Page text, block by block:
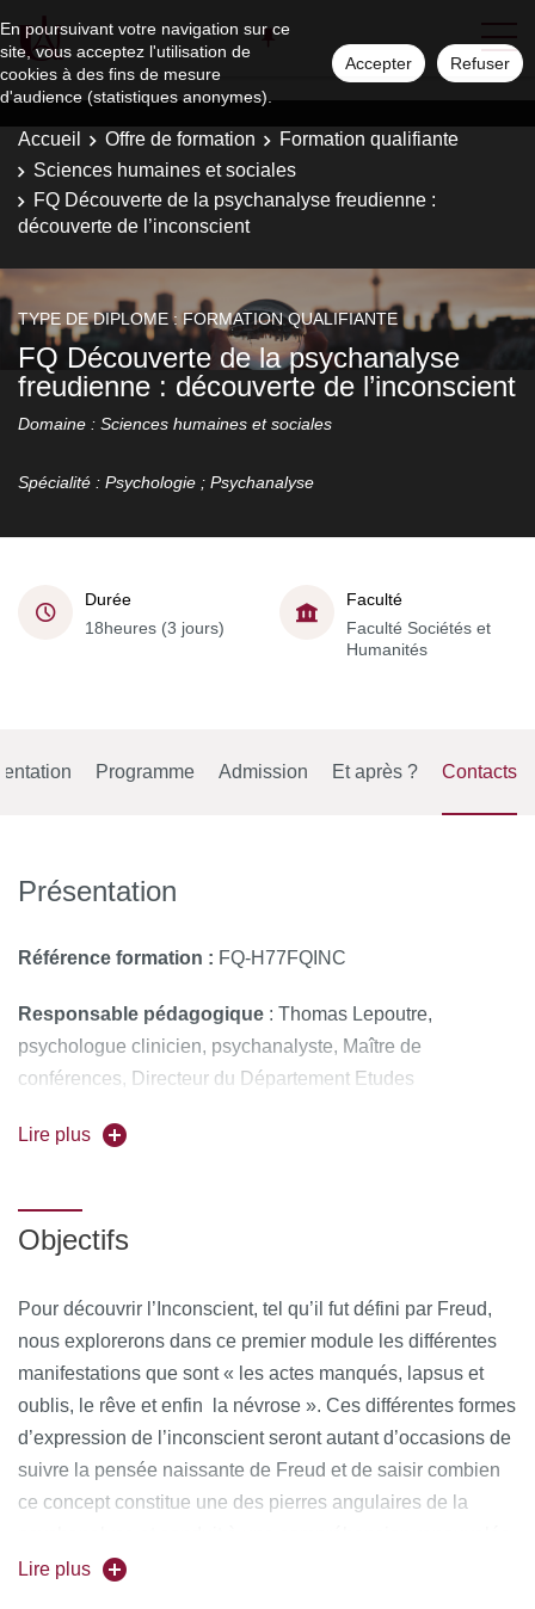
En poursuivant votre navigation sur ce
site, vous acceptez l'utilisation de
cookies à des fins de mesure
d'audience (statistiques anonymes).
Accepter Refuser
Accueil Offre de formation
Formation qualifiante
Sciences humaines et sociales
FQ Découverte de la psychanalyse freudienne :
découverte de l’inconscient
TYPE DE DIPLOME : FORMATION QUALIFIANTE
FQ Découverte de la psychanalyse
freudienne : découverte de l’inconscient
Domaine : Sciences humaines et sociales
Spécialité : Psychologie ; Psychanalyse
Durée
18heures (3 jours)
Faculté
Faculté Sociétés et
Humanités
Programme Admission Et après ? Contacts
Présentation
Référence formation : FQ-H77FQINC
Responsable pédagogique : Thomas Lepoutre,
psychologue clinicien, psychanalyste, Maître de
conférences, Directeur du Département Etudes
psychanalyse, Département d’Études Psychanalytiques de
Forme de l'enseignement: Présentiel
Pour vous inscrire, déposez votre candidature sur
C@anditOnLine (lien cliquable)
Lire plus
Objectifs
Pour découvrir l’Inconscient, tel qu’il fut défini par Freud,
nous explorerons dans ce premier module les différentes
manifestations que sont « les actes manqués, lapsus et
oublis, le rêve et enfin la névrose ». Ces différentes formes
d’expression de l’inconscient seront autant d’occasions de
suivre la pensée naissante de Freud et de saisir combien
ce concept constitue une des pierres angulaires de la
de l’humain et de la maladie mentale.
Lire plus